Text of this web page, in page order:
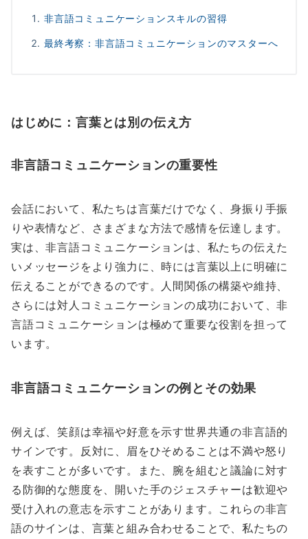
非言語コミュニケーションスキルの習得
最終考察：非言語コミュニケーションのマスターへ
はじめに：言葉とは別の伝え方
非言語コミュニケーションの重要性
会話において、私たちは言葉だけでなく、身振り手振
りや表情など、さまざまな方法で感情を伝達します。
実は、非言語コミュニケーションは、私たちの伝えた
いメッセージをより強力に、時には言葉以上に明確に
伝えることができるのです。人間関係の構築や維持、
さらには対人コミュニケーションの成功において、非
言語コミュニケーションは極めて重要な役割を担って
います。
非言語コミュニケーションの例とその効果
例えば、笑顔は幸福や好意を示す世界共通の非言語的
サインです。反対に、眉をひそめることは不満や怒り
を表すことが多いです。また、腕を組むと議論に対す
る防御的な態度を、開いた手のジェスチャーは歓迎や
受け入れの意志を示すことがあります。これらの非言
語のサインは、言葉と組み合わせることで、私たちの